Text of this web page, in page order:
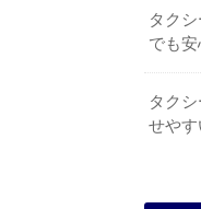
タク
でも
タク
せや